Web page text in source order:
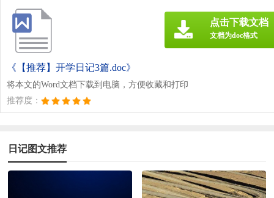
《【推荐】开学日记3篇.doc》
将本文的Word文档下载到电脑，方便收藏和打印
推荐度：
点击下载文档
文档为doc格式
日记图文推荐